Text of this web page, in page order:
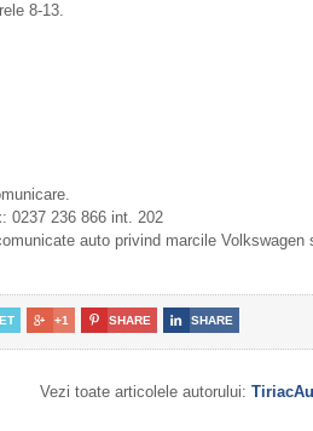
8-13.
0237 236 866 int. 202
auto privind marcile Volkswagen
 +1  SHARE  SHARE
Vezi toate articolele autorului: